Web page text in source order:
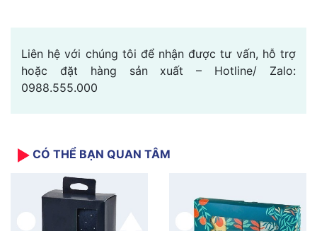
Liên hệ với chúng tôi để nhận được tư vấn, hỗ trợ
hoặc đặt hàng sản xuất – Hotline/ Zalo:
0988.555.000
CÓ THỂ BẠN QUAN TÂM